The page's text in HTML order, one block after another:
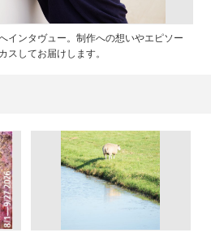
インタヴュー。制作への想いやエピソー
スしてお届けします。